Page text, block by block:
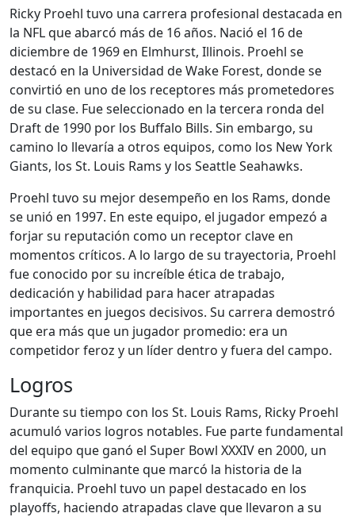
Ricky Proehl tuvo una carrera profesional destacada en
la NFL que abarcó más de 16 años. Nació el 16 de
diciembre de 1969 en Elmhurst, Illinois. Proehl se
destacó en la Universidad de Wake Forest, donde se
convirtió en uno de los receptores más prometedores
de su clase. Fue seleccionado en la tercera ronda del
Draft de 1990 por los Buffalo Bills. Sin embargo, su
camino lo llevaría a otros equipos, como los New York
Giants, los St. Louis Rams y los Seattle Seahawks.
Proehl tuvo su mejor desempeño en los Rams, donde
se unió en 1997. En este equipo, el jugador empezó a
forjar su reputación como un receptor clave en
momentos críticos. A lo largo de su trayectoria, Proehl
fue conocido por su increíble ética de trabajo,
dedicación y habilidad para hacer atrapadas
importantes en juegos decisivos. Su carrera demostró
que era más que un jugador promedio: era un
competidor feroz y un líder dentro y fuera del campo.
Logros
Durante su tiempo con los St. Louis Rams, Ricky Proehl
acumuló varios logros notables. Fue parte fundamental
del equipo que ganó el Super Bowl XXXIV en 2000, un
momento culminante que marcó la historia de la
franquicia. Proehl tuvo un papel destacado en los
playoffs, haciendo atrapadas clave que llevaron a su